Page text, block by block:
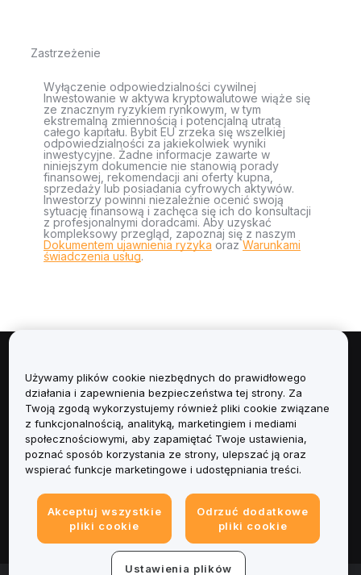
Zastrzeżenie
Wyłączenie odpowiedzialności cywilnej
Inwestowanie w aktywa kryptowalutowe wiąże się
ze znacznym ryzykiem rynkowym, w tym
ekstremalną zmiennością i potencjalną utratą
całego kapitału. Bybit EU zrzeka się wszelkiej
odpowiedzialności za jakiekolwiek wyniki
inwestycyjne. Żadne informacje zawarte w
niniejszym dokumencie nie stanowią porady
finansowej, rekomendacji ani oferty kupna,
sprzedaży lub posiadania cyfrowych aktywów.
Inwestorzy powinni niezależnie ocenić swoją
sytuację finansową i zachęca się ich do konsultacji
z profesjonalnymi doradcami. Aby uzyskać
kompleksowy przegląd, zapoznaj się z naszym
Dokumentem ujawnienia ryzyka orazWarunkami
świadczenia usług.
Informacje
Usługi
Obsługa Klienta
Informacje prawne
Używamy plików cookie niezbędnych do prawidłowego
działania i zapewnienia bezpieczeństwa tej strony. Za
Twoją zgodą wykorzystujemy również pliki cookie związane
z funkcjonalnością, analityką, marketingiem i mediami
społecznościowymi, aby zapamiętać Twoje ustawienia,
poznać sposób korzystania ze strony, ulepszać ją oraz
wspierać funkcje marketingowe i udostępniania treści.
Akceptuj wszystkie
pliki cookie
Odrzuć dodatkowe
pliki cookie
Ustawienia plików